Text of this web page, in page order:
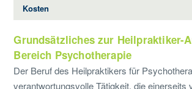
Kosten
Grundsätzliches zur Heilpraktiker-
Bereich Psychotherapie
Der Beruf des Heilpraktikers für
verantwortungsvolle Tätigkeit, die einerseits